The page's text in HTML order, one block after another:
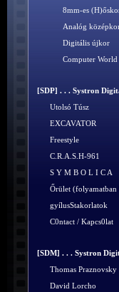
8mm-es
Analóg
Digitális újkor
Computer World /
[SDP] . . . Systron
Utolsó Túsz
EXCAVATOR
Freestyle
C.R.A.S.H-961
S Y M B O L I C A
Őrület (folyamatban
gyílusStakorlatok
C0ntact / Kapcs0lat
[SDM] . . . Systron
Thomas Praznovsky
David Lorcho